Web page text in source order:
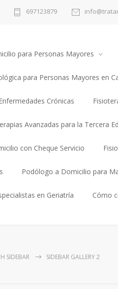
697123879
para Personas Mayores
para Personas Mayores en
Crónicas
Avanzadas para la Tercera
con Cheque Servicio
Podólogo a Domicilio para
en Geriatría Cómo
SIDEBAR SIDEBAR GALLERY 2